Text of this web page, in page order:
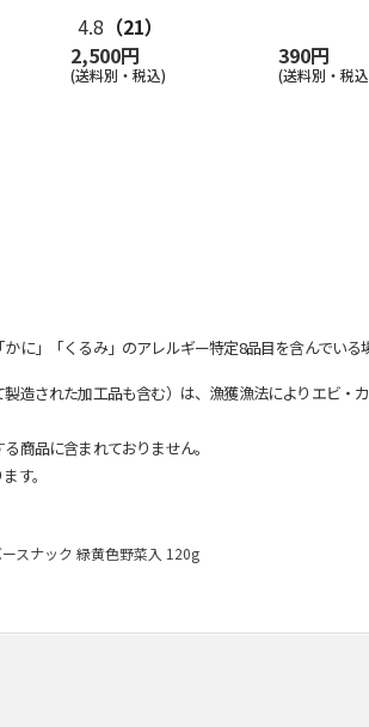
4.8 （21）
2,500円
(送料別・税込)
390円
(送料別・税
に」「くるみ」のアレルギー特定8品目を含んでいる
された加工品も含む）は、漁獲漁法によりエビ・
商品に含まれておりません。
す。
スナック 緑黄色野菜入 120g